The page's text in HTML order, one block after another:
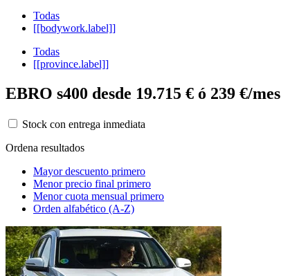
Todas
[[bodywork.label]]
Todas
[[province.label]]
EBRO s400 desde 19.715 € ó 239 €/mes
Stock con entrega inmediata
Ordena resultados
Mayor descuento primero
Menor precio final primero
Menor cuota mensual primero
Orden alfabético (A-Z)